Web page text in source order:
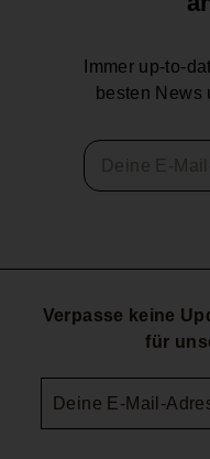
Immer up-to-
besten News
Deine
E-
Verpasse keine
für
E-